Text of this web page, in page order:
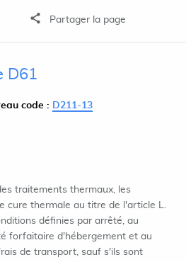
Partager la page
D61
code : D211-13
traitements thermaux, les
cure thermale au titre de l'article L.
définies par arrêté, au
forfaitaire d'hébergement et au
de transport, sauf s'ils sont